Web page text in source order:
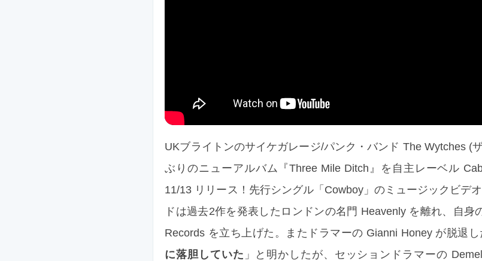
UKブライトンのサイケガレージ/パンク・バンド The Wytches (
ぶりのニューアルバム『Three Mile Ditch』を自主レーベル
11/13 リリース！先行シングル「Cowboy」のミュージックビデ
ドは過去2作を発表したロンドンの名門 Heavenly を離れ、自身
Records を立ち上げた。またドラマーの Gianni Honey が脱退
に落胆していた 」と明かしたが、セッションドラマーの